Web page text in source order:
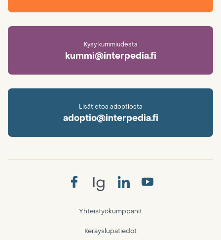
Kysy kummiudesta
kummi@interpedia.fi
Lisätietoa adoptiosta
adoptio@interpedia.fi
Ig
Yhteistyökumppanit
Keräyslupatiedot